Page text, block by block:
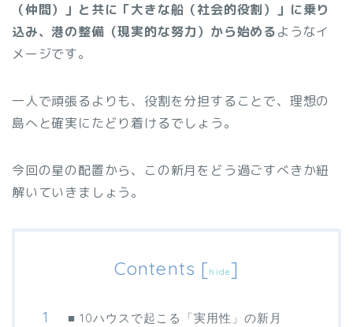
（仲間）」と共に「大きな船（社会的役割）」に乗り
込み、港の整備（現実的な努力）から始めるようなイ
メージです。
一人で頑張るよりも、役割を分担することで、理想の
島へと確実にたどり着けるでしょう。
今回の星の配置から、この新月をどう過ごすべきか紐
解いていきましょう。
Contents [ hide]
■ 10ハウスで起こる「実用性」の新月